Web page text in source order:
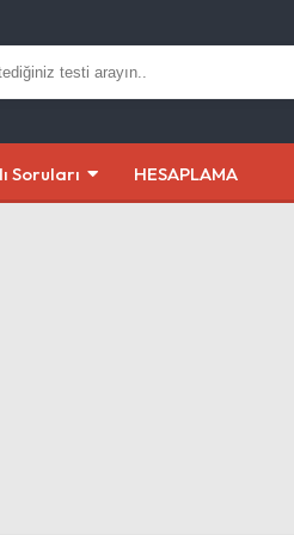
Soruları HESAPLAMA